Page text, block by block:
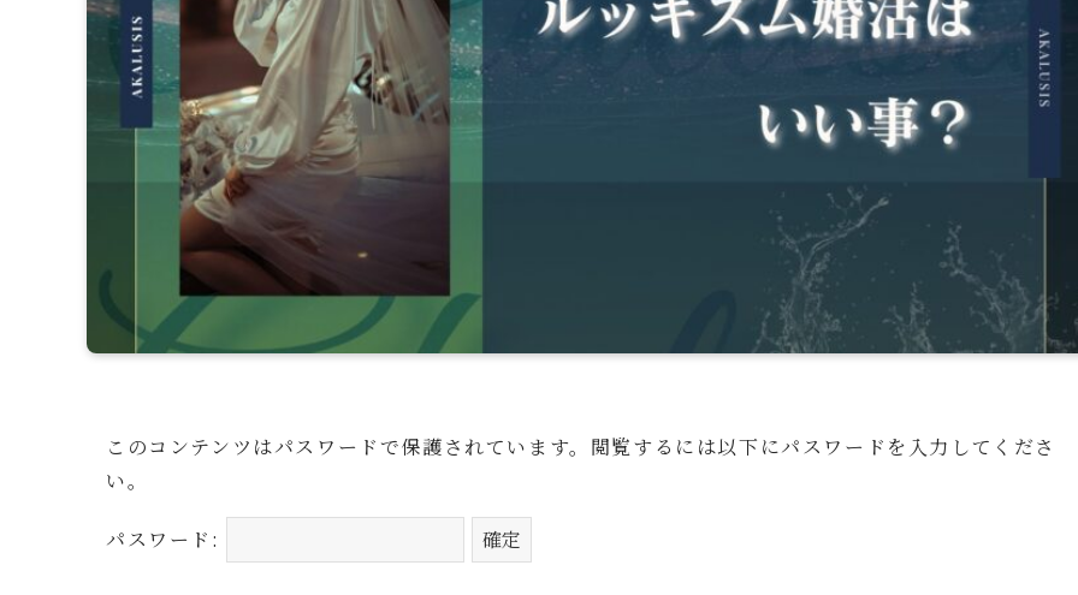
このコンテンツはパスワードで保護されています。閲覧するには以下にパスワードを入力してくださ
い。
パスワード: